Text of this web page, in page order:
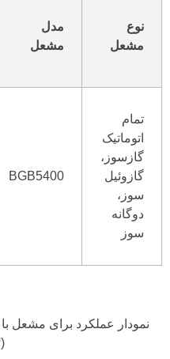
نوع
مشعل
مدل
مشعل
تمام
اتوماتیک
گازسوز،
گازوئیل
سوز،
دوگانه
سوز
BGB5400
(kw)